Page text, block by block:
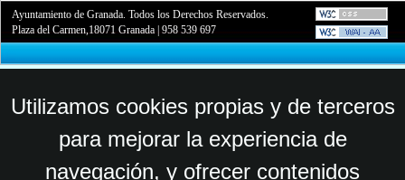
Ayuntamiento de Granada. Todos los Derechos Reservados.
Plaza del Carmen,18071 Granada |958 539 697
Utilizamos cookies propias y de terceros
para mejorar la experiencia de
navegación, y ofrecer contenidos